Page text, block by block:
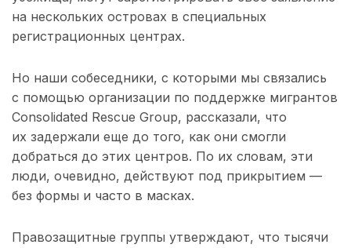
на нескольких островах в специальных
регистрационных центрах.
Но наши собеседники, с которыми мы связались
с помощью организации по поддержке мигрантов
Consolidated Rescue Group, рассказали, что
их задержали еще до того, как они смогли
добраться до этих центров. По их словам, эти
люди, очевидно, действуют под прикрытием —
без формы и часто в масках.
Правозащитные группы утверждают, что тысячи